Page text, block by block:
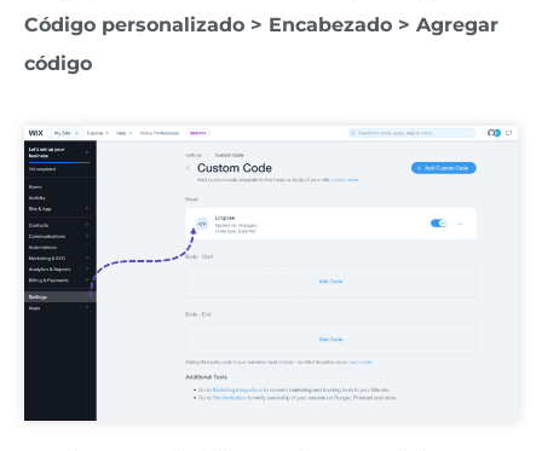
Código personalizado > Encabezado > Agregar
código